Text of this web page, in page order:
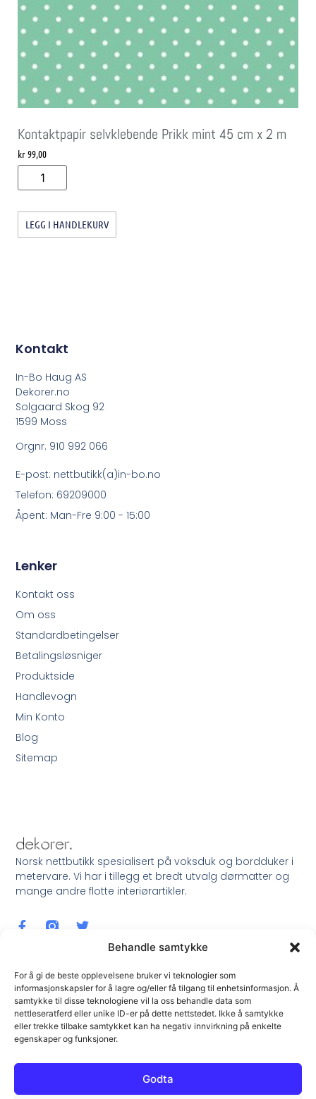
Behandle samtykke
For å gi de beste opplevelsene bruker vi teknologier som
informasjonskapsler for å lagre og/eller få tilgang til enhetsinformasjon. Å
samtykke til disse teknologiene vil la oss behandle data som
nettleseratferd eller unike ID-er på dette nettstedet. Ikke å samtykke
eller trekke tilbake samtykket kan ha negativ innvirkning på enkelte
egenskaper og funksjoner.
Godta
Kontaktpapir selvklebende Prikk mint 45 cm x 2 m
kr99,00
LEGG I HANDLEKURV
Norsk nettbutikk spesialisert på voksduk og bordduker i
metervare. Vi har i tillegg et bredt utvalg dørmatter og
mange andre flotte interiørartikler.
Lenker
Kontakt oss
Om oss
Standardbetingelser
Betalingsløsniger
Produktside
Handlevogn
Min Konto
Blog
Sitemap
Kontakt
In-Bo Haug AS
Dekorer.no
Solgaard Skog 92
1599 Moss
Orgnr. 910 992 066
E-post: nettbutikk(a)in-bo.no
Telefon: 69209000
Åpent: Man-Fre 9:00 - 15:00
Meld Deg På Nyhetsbrev !